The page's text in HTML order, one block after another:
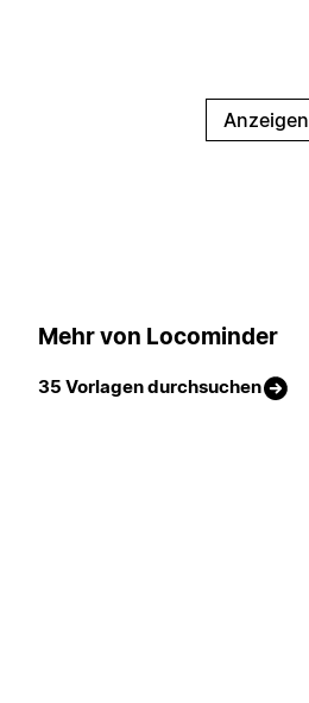
Anzeigen
Mehr von Locominder
35 Vorlagen durchsuchen